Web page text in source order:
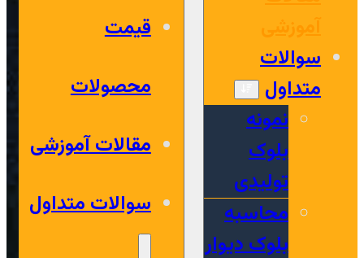
سوالات
متداول
نمونه
بلوک
تولیدی
محاسبه
بلوک دیوار
قیمت
محصولات
مقالات آموزشی
سوالات متداول